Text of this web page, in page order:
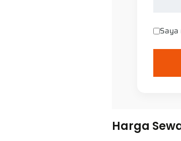
Saya
Harga